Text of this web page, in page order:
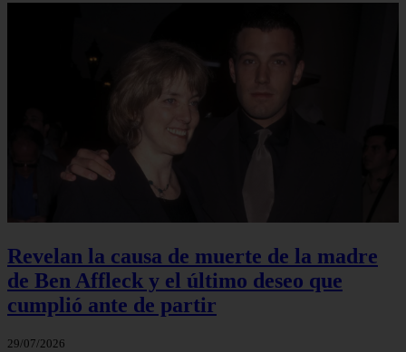
Revelan la causa de muerte de la madre
de Ben Affleck y el último deseo que
cumplió ante de partir
29/07/2026